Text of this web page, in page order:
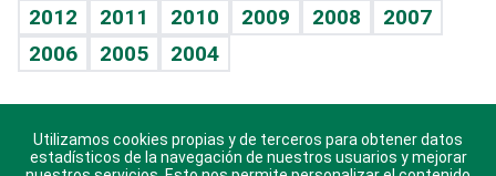
Celebrando la vida
Sin complejos
En pocas palabras
Escuchando al corazón
2012
2011 2010 2009 2008
2007
2006
2005 2004
Descarga nuestras aplicaciones para Android, iOS y
sistema Huawei.
Utilizamos cookies propias y de terceros para obtener datos
estadísticos de la navegación de nuestros usuarios y mejorar